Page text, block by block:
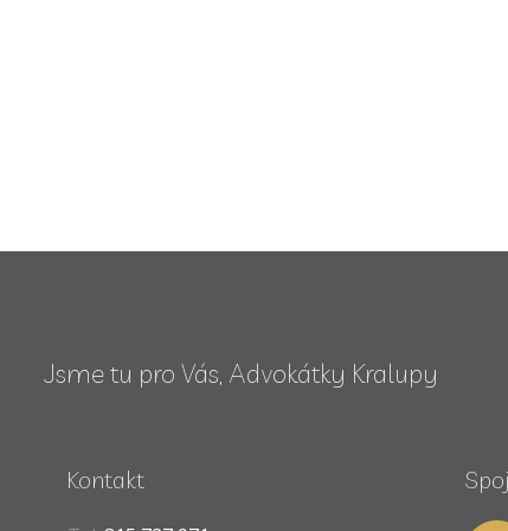
Jsme tu pro Vás, Advokátky Kralupy
Kontakt